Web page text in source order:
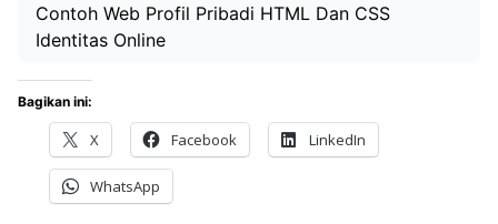
Contoh Web Profil Pribadi HTML Dan CSS
Identitas Online
Bagikan ini:
X Facebook LinkedIn
WhatsApp